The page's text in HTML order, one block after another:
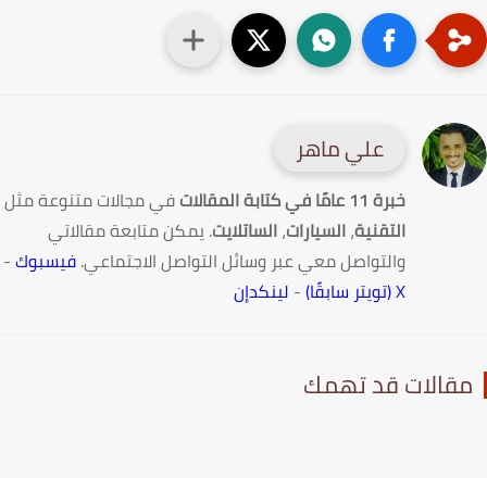
علي ماهر
خبرة 11 عامًا في كتابة المقالات
في مجالات متنوعة مثل
التقنية،السيارات،الساتلايت. يمكن متابعة مقالاتي
والتواصل معي عبر وسائل التواصل الاجتماعي.فيسبوك-
-لينكدإن
قد تهمك